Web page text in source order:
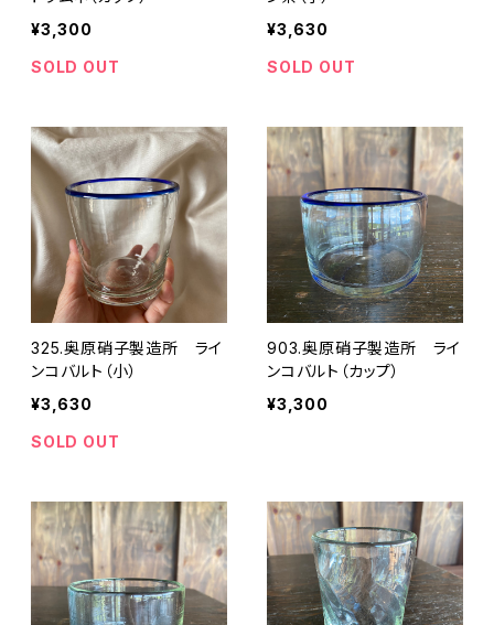
¥3,300
SOLD OUT
¥3,630
SOLD OUT
325.奥原硝子製造所 ライ
ンコバルト（小）
¥3,630
SOLD OUT
903.奥原硝子製造所 ライ
ンコバルト（カップ）
¥3,300